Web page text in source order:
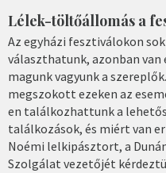
Lélek-töltőállomás a
Az egyházi fesztiválokon
választhatunk, azonban
magunk vagyunk a
megszokott ezeken az
en találkozhattunk a
találkozások, és miért van
Noémi lelkipásztort, a
Szolgálat vezetőjét